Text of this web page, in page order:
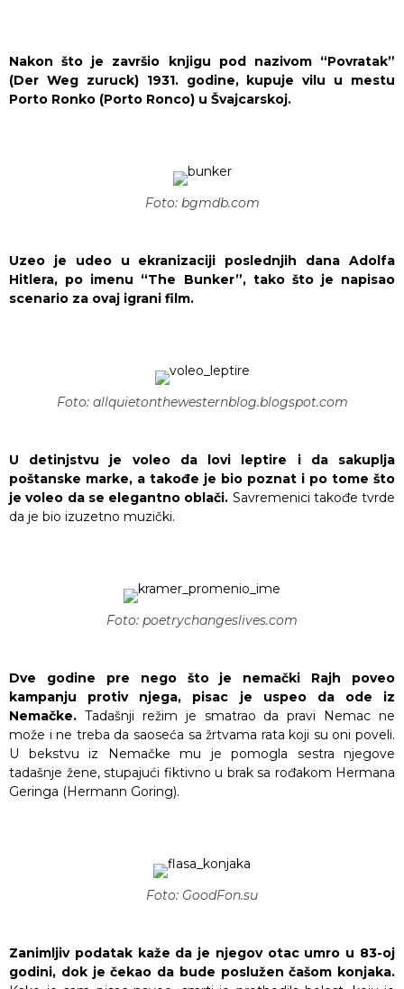
Nakon što je završio knjigu pod nazivom “Povratak”
(Der Weg zuruck) 1931. godine, kupuje vilu u mestu
Porto Ronko (Porto Ronco) u Švajcarskoj.
Foto: bgmdb.com
Uzeo je udeo u ekranizaciji poslednjih dana Adolfa
Hitlera, po imenu “The Bunker”, tako što je napisao
scenario za ovaj igrani film.
Foto: allquietonthewesternblog.blogspot.com
U detinjstvu je voleo da lovi leptire i da sakuplja
poštanske marke, a takođe je bio poznat i po tome što
je voleo da se elegantno oblači. Savremenici takođe tvrde
da je bio izuzetno muzički.
Foto: poetrychangeslives.com
Dve godine pre nego što je nemački Rajh poveo
kampanju protiv njega, pisac je uspeo da ode iz
Nemačke. Tadašnji režim je smatrao da pravi Nemac ne
može i ne treba da saoseća sa žrtvama rata koji su oni poveli.
U bekstvu iz Nemačke mu je pomogla sestra njegove
tadašnje žene, stupajući fiktivno u brak sa rođakom Hermana
Geringa (Hermann Goring).
Foto: GoodFon.su
Zanimljiv podatak kaže da je njegov otac umro u 83-oj
godini, dok je čekao da bude poslužen čašom konjaka.